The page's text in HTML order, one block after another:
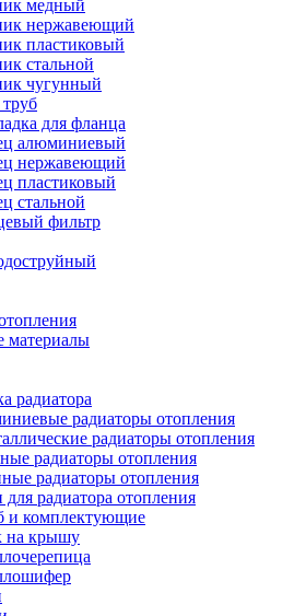
медный
нержавеющий
пластиковый
стальной
чугунный
для фланца
алюминиевый
нержавеющий
пластиковый
стальной
фильтр
материалы
радиатора
радиаторы отопления
радиаторы отопления
радиаторы отопления
радиаторы отопления
для радиатора отопления
и комплектующие
на крышу